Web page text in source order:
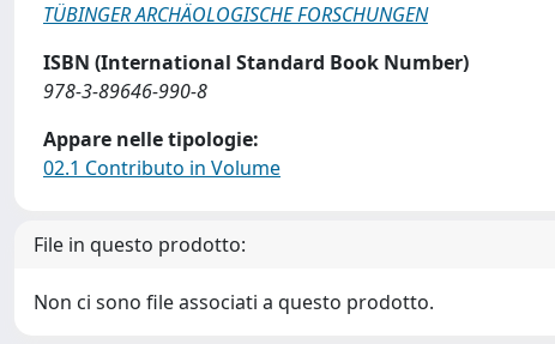
TÜBINGER ARCHÄOLOGISCHE FORSCHUNGEN
ISBN (International Standard Book Number)
978-3-89646-990-8
Appare nelle tipologie:
02.1 Contributo in Volume
File in questo prodotto:
Non ci sono file associati a questo prodotto.